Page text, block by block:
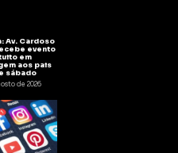
Av. Cardoso
evento
em
aos pais
sábado
de 2026